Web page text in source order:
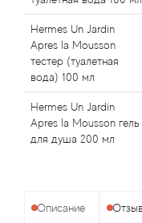
Hermes Un Jardin
Apres la Mousson
тестер (туалетная
вода) 100 мл
Hermes Un Jardin
Apres la Mousson гель
для душа 200 мл
Описание
Annayake
Anne Fontaine
Annick Goutal